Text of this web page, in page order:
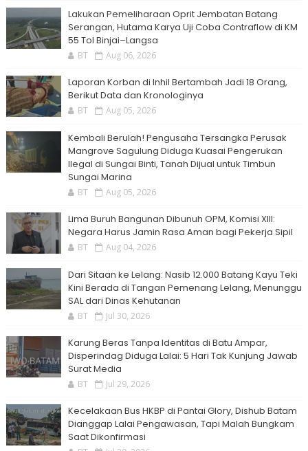
Lakukan Pemeliharaan Oprit Jembatan Batang
Serangan, Hutama Karya Uji Coba Contraflow di KM
55 Tol Binjai–Langsa
BT Aug 06, 2026
Laporan Korban di Inhil Bertambah Jadi 18 Orang,
Berikut Data dan Kronologinya
BT Aug 05, 2026
Kembali Berulah! Pengusaha Tersangka Perusak
Mangrove Sagulung Diduga Kuasai Pengerukan
Ilegal di Sungai Binti, Tanah Dijual untuk Timbun
Sungai Marina
BT Aug 05, 2026
Lima Buruh Bangunan Dibunuh OPM, Komisi XIII:
Negara Harus Jamin Rasa Aman bagi Pekerja Sipil
BT Aug 04, 2026
Dari Sitaan ke Lelang: Nasib 12.000 Batang Kayu Teki
Kini Berada di Tangan Pemenang Lelang, Menunggu
SAL dari Dinas Kehutanan
BT Jul 30, 2026
Karung Beras Tanpa Identitas di Batu Ampar,
Disperindag Diduga Lalai: 5 Hari Tak Kunjung Jawab
Surat Media
BT Jul 29, 2026
Kecelakaan Bus HKBP di Pantai Glory, Dishub Batam
Dianggap Lalai Pengawasan, Tapi Malah Bungkam
Saat Dikonfirmasi